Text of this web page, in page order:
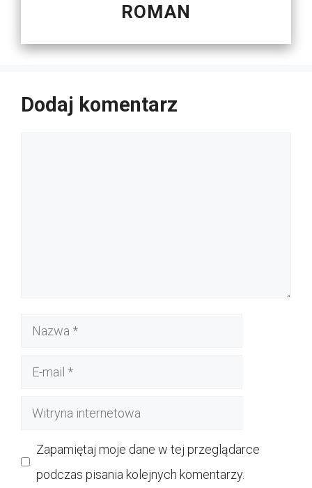
ROMAN
Dodaj komentarz
Nazwa
Witryna
Zapamiętaj moje dane w tej przeglądarce
podczas pisania kolejnych komentarzy.